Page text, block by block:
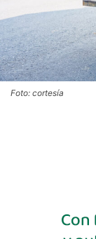
Foto: cortesía